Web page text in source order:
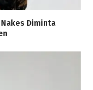
Nakes Diminta